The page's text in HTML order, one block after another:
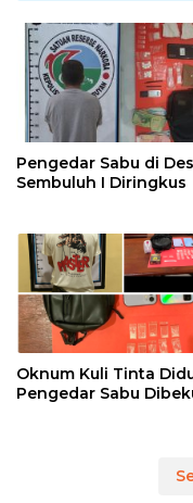
Pengedar Sabu di
Sembuluh I Diringkus
Oknum Kuli Tinta
Pengedar Sabu